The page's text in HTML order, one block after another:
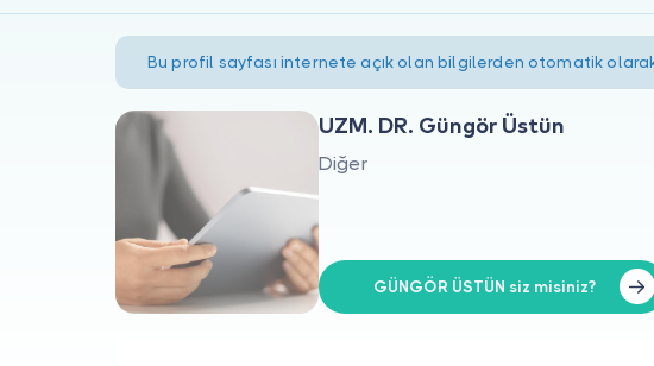
Bu profil sayfası internete açık olan bilgilerden otomatik
UZM. DR. Güngör Üstün
Diğer
GÜNGÖR ÜSTÜN siz misiniz?